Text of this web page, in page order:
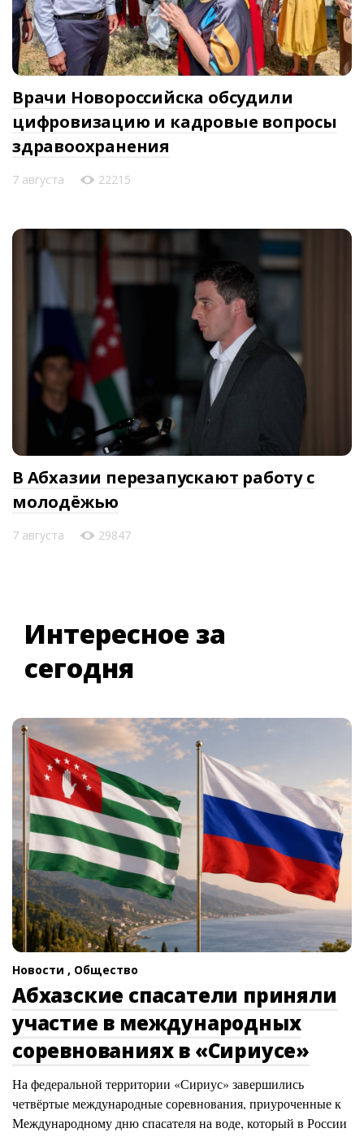
Врачи Новороссийска обсудили
цифровизацию и кадровые вопросы
здравоохранения
7 августа 22215
В Абхазии перезапускают работу с
молодёжью
7 августа 29847
Интересное за
сегодня
Новости , Общество
Абхазские спасатели приняли
участие в международных
соревнованиях в «Сириусе»
На федеральной территории «Сириус» завершились
четвёртые международные соревнования, приуроченные к
Международному дню спасателя на воде, который в России